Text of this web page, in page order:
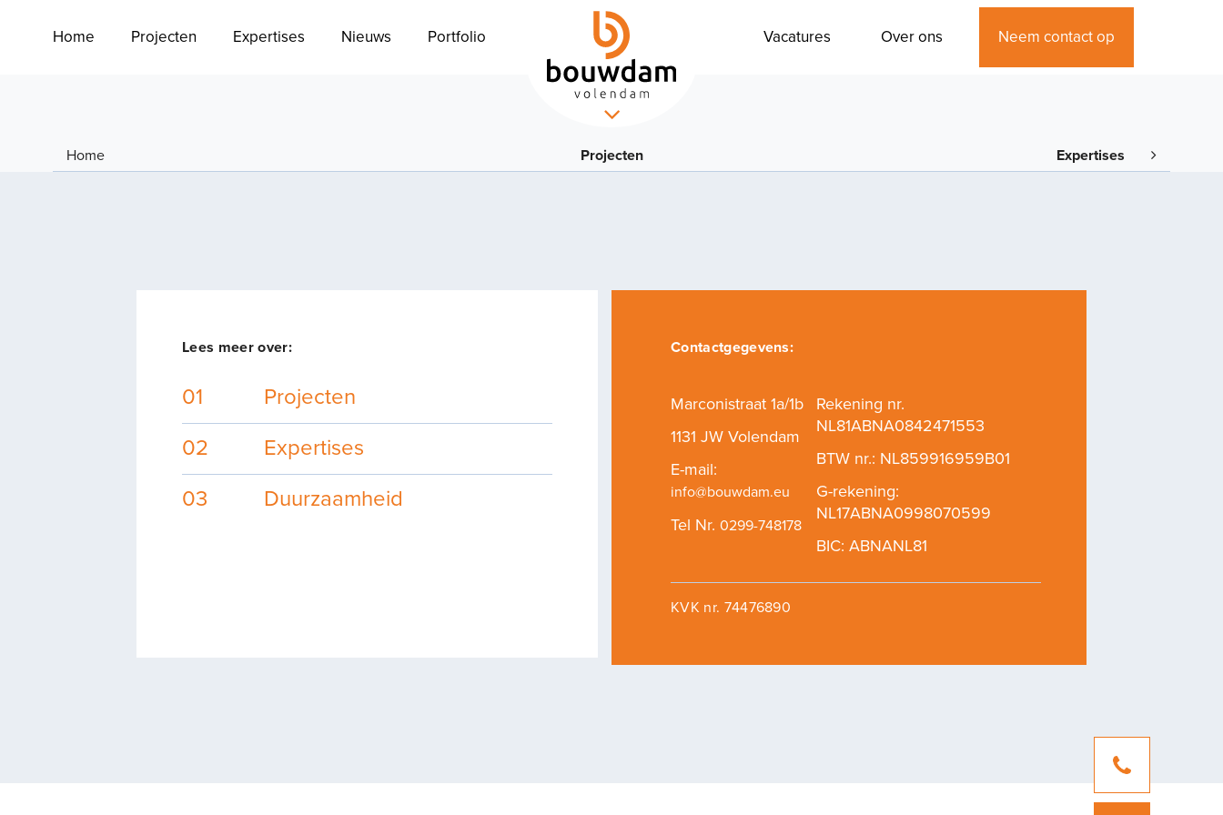
Home Projecten Expertises Nieuws Portfolio Vacatures Over ons Neem contact op
03 04
Home Projecten Expertises
Lees meer over:
01
Projecten
02
Expertises
03
Duurzaamheid
Contactgegevens:
Marconistraat 1a/1b
1131 JW Volendam
E-mail:
info@bouwdam.eu
Tel Nr. 0299-748178
Rekening nr.
NL81ABNA0842471553
BTW nr.: NL859916959B01
G-rekening:
NL17ABNA0998070599
BIC: ABNANL81
KVK nr. 74476890